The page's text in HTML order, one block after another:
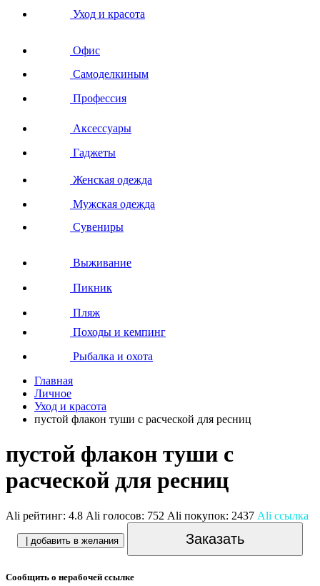
Уход и красота
Офис
Самоделкиным
Профессия
Аксессуары
Гаджеты
Женская одежда
Мужская одежда
Сувениры
Выживание
Пикник
Пляж
Походы и кемпинг
Рыбалка и охота
Главная
Личное
Уход и красота
пустой флакон туши с расческой для ресниц
пустой флакон туши с
расческой для ресниц
Ali рейтинг: 4.8 Ali голосов: 752 Ali покупок: 2437 Ali ссылка
| добавить в желания Заказать
Сообщить о нерабочей ссылке